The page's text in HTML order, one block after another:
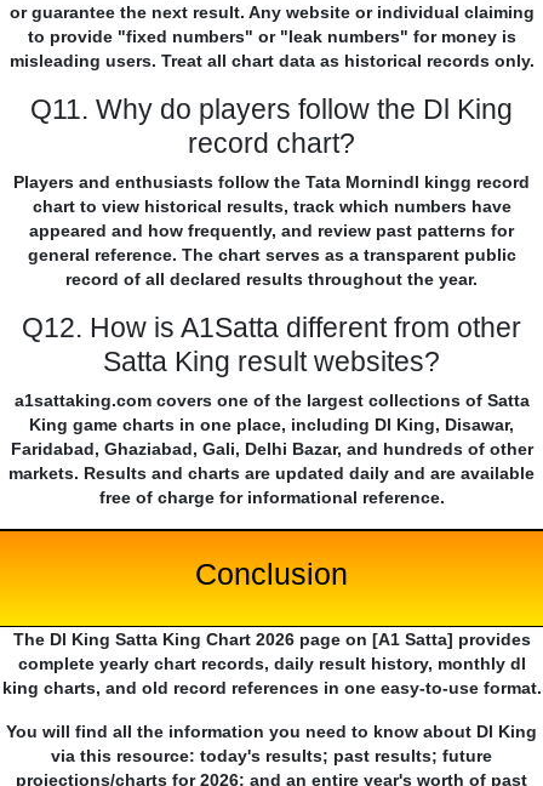
or guarantee the next result. Any website or individual claiming
to provide "fixed numbers" or "leak numbers" for money is
misleading users. Treat all chart data as historical records only.
Q11. Why do players follow the Dl King
record chart?
Players and enthusiasts follow the Tata Mornindl kingg record
chart to view historical results, track which numbers have
appeared and how frequently, and review past patterns for
general reference. The chart serves as a transparent public
record of all declared results throughout the year.
Q12. How is A1Satta different from other
Satta King result websites?
a1sattaking.com covers one of the largest collections of Satta
King game charts in one place, including Dl King, Disawar,
Faridabad, Ghaziabad, Gali, Delhi Bazar, and hundreds of other
markets. Results and charts are updated daily and are available
free of charge for informational reference.
Conclusion
The Dl King Satta King Chart 2026 page on [A1 Satta] provides
complete yearly chart records, daily result history, monthly dl
king charts, and old record references in one easy-to-use format.
You will find all the information you need to know about Dl King
via this resource: today's results; past results; future
projections/charts for 2026; and an entire year's worth of past